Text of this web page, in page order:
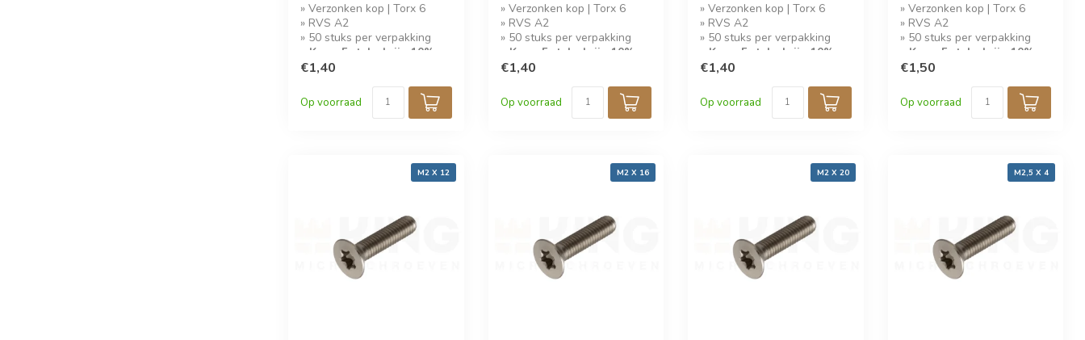
» Verzonken kop | Torx 6
» RVS A2
» 50 stuks per verpakking
» Koop 5 stuks krijg 10%
korting!
€1,40
Op voorraad
» Verzonken kop | Torx 6
» RVS A2
» 50 stuks per verpakking
» Koop 5 stuks krijg 10%
korting!
€1,40
Op voorraad
» Verzonken kop | Torx 6
» RVS A2
» 50 stuks per verpakking
» Koop 5 stuks krijg 10%
korting!
€1,40
Op voorraad
» Verzonken kop | Torx 6
» RVS A2
» 50 stuks per verpakking
» Koop 5 stuks krijg 10%
korting!
€1,50
Op voorraad
M2 X 12 M2 X 16 M2 X 20 M2,5 X 4